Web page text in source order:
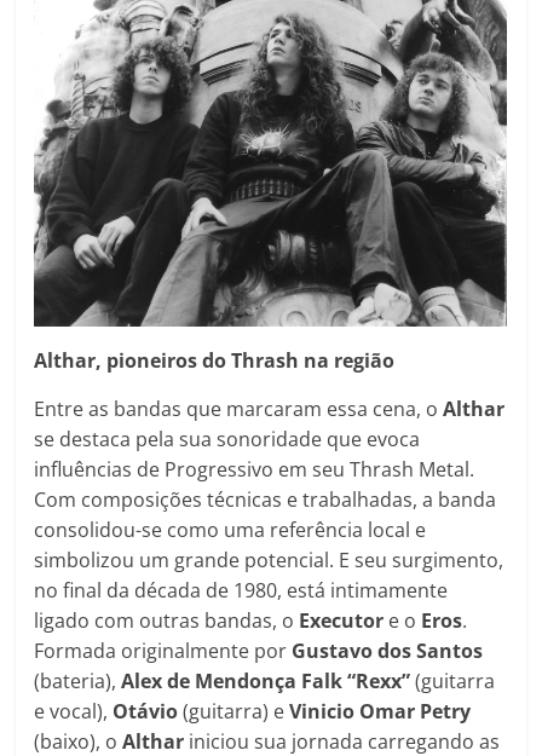
Althar, pioneiros do Thrash na região
Entre as bandas que marcaram essa cena, oAlthar
se destaca pela sua sonoridade que evoca
influências de Progressivo em seu Thrash Metal.
Com composições técnicas e trabalhadas, a banda
consolidou-se como uma referência local e
simbolizou um grande potencial. E seu surgimento,
no final da década de 1980, está intimamente
ligado com outras bandas, o Executor e o Eros.
Formada originalmente por Gustavo dos Santos
(bateria),Alex de Mendonça Falk “Rexx”(guitarra
e vocal), Otávio(guitarra) eVinicio Omar Petry
(baixo), oAlthar iniciou sua jornada carregando as